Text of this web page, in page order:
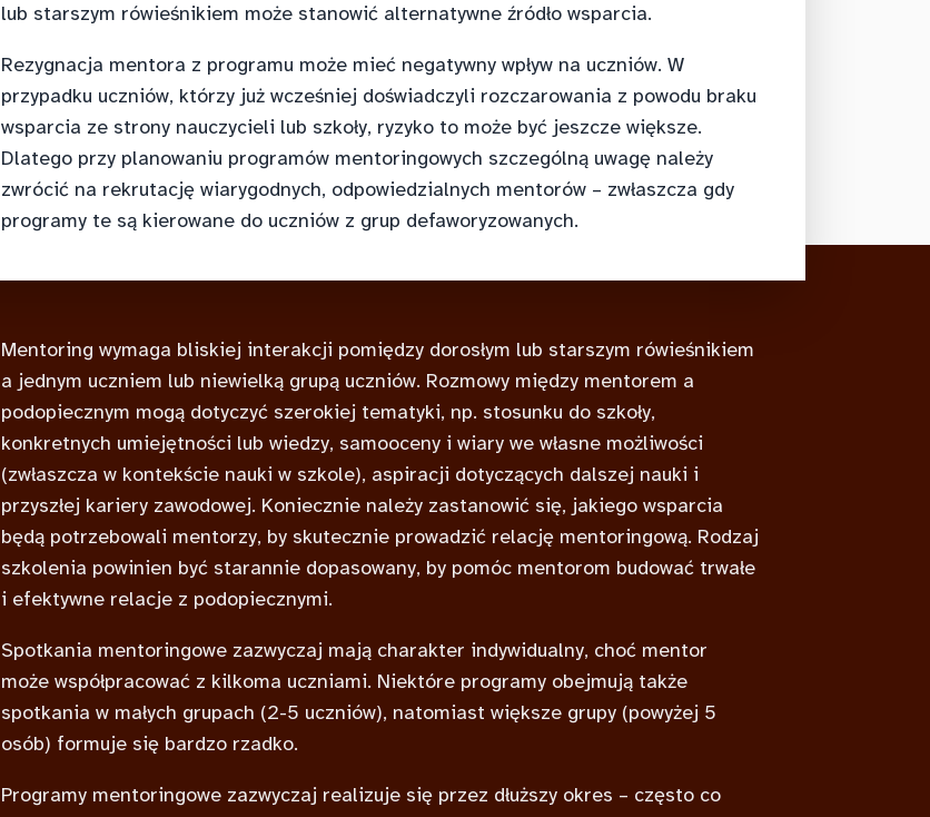
lub starszym rówieśnikiem może stanowić alternatywne źródło wsparcia.
Rezygnacja mentora z programu może mieć negatywny wpływ na uczniów. W
przypadku uczniów, którzy już wcześniej doświadczyli rozczarowania z powodu braku
wsparcia ze strony nauczycieli lub szkoły, ryzyko to może być jeszcze większe.
Dlatego przy planowaniu programów mentoringowych szczególną uwagę należy
zwrócić na rekrutację wiarygodnych, odpowiedzialnych mentorów – zwłaszcza gdy
programy te są kierowane do uczniów z grup defaworyzowanych.
Mentoring wymaga bliskiej interakcji pomiędzy dorosłym lub starszym rówieśnikiem
a jednym uczniem lub niewielką grupą uczniów. Rozmowy między mentorem a
podopiecznym mogą dotyczyć szerokiej tematyki, np. stosunku do szkoły,
konkretnych umiejętności lub wiedzy, samooceny i wiary we własne możliwości
(zwłaszcza w kontekście nauki w szkole), aspiracji dotyczących dalszej nauki i
przyszłej kariery zawodowej. Koniecznie należy zastanowić się, jakiego wsparcia
będą potrzebowali mentorzy, by skutecznie prowadzić relację mentoringową. Rodzaj
szkolenia powinien być starannie dopasowany, by pomóc mentorom budować trwałe
i efektywne relacje z podopiecznymi.
Spotkania mentoringowe zazwyczaj mają charakter indywidualny, choć mentor
może współpracować z kilkoma uczniami. Niektóre programy obejmują także
spotkania w małych grupach (2-5 uczniów), natomiast większe grupy (powyżej 5
osób) formuje się bardzo rzadko.
Programy mentoringowe zazwyczaj realizuje się przez dłuższy okres – często co